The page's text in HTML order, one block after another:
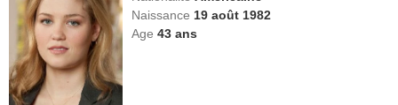
Naissance 19 août 1982
Age43 ans